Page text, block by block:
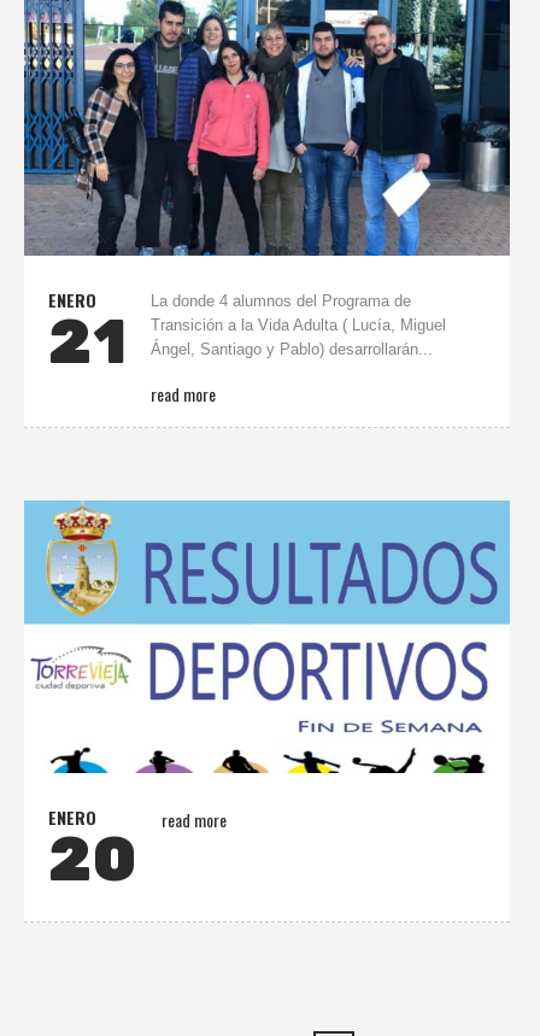
ENERO
21
La donde 4 alumnos del Programa de
Transición a la Vida Adulta ( Lucía, Miguel
Ángel, Santiago y Pablo) desarrollarán...
read more
ENERO
20
read more